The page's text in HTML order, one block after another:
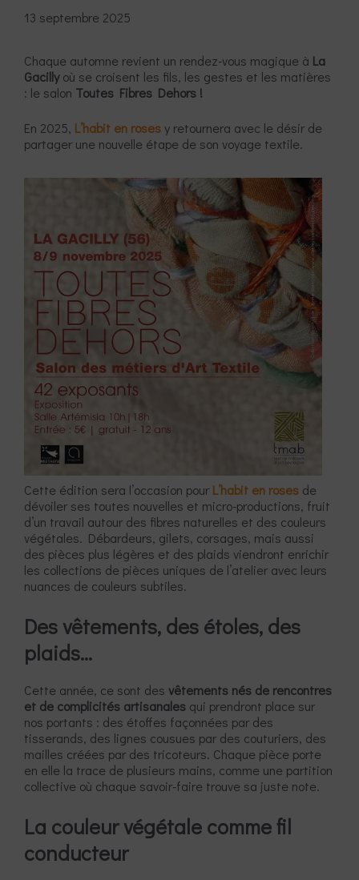
13 septembre 2025
Chaque automne revient un rendez-vous magique à La
Gacillyoù se croisent les fils, les gestes et les matières
: le salon Toutes Fibres Dehors !
En 2025, L’habit en rosesy retournera avec le désir de
partager une nouvelle étape de son voyage textile.
Cette édition sera l’occasion pour L’habit en roses de
dévoiler ses toutes nouvelles et micro-productions, fruit
d’un travail autour des fibres naturelles et des couleurs
végétales. Débardeurs, gilets, corsages, mais aussi
des pièces plus légères et des plaids viendront enrichir
les collections de pièces uniques de l’atelier avec leurs
nuances de couleurs subtiles.
Des vêtements, des étoles, des
plaids…
Cette année, ce sont des vêtements nés de rencontres
et de complicités artisanales qui prendront place sur
nos portants : des étoffes façonnées par des
tisserands, des lignes cousues par des couturiers, des
mailles créées par des tricoteurs. Chaque pièce porte
en elle la trace de plusieurs mains, comme une partition
collective où chaque savoir-faire trouve sa juste note.
La couleur végétale comme fil
conducteur